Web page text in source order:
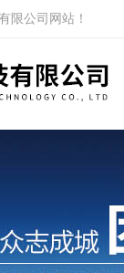
限公司网站！